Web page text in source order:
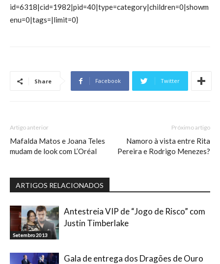
id=6318|cid=1982|pid=40|type=category|children=0|showm
enu=0|tags=|limit=0}
Share Facebook Twitter
Artigo anterior
Mafalda Matos e Joana Teles
mudam de look com L’Oréal
Próximo artigo
Namoro à vista entre Rita
Pereira e Rodrigo Menezes?
ARTIGOS RELACIONADOS
Setembro 2013
Antestreia VIP de “Jogo de Risco” com
Justin Timberlake
Gala de entrega dos Dragões de Ouro